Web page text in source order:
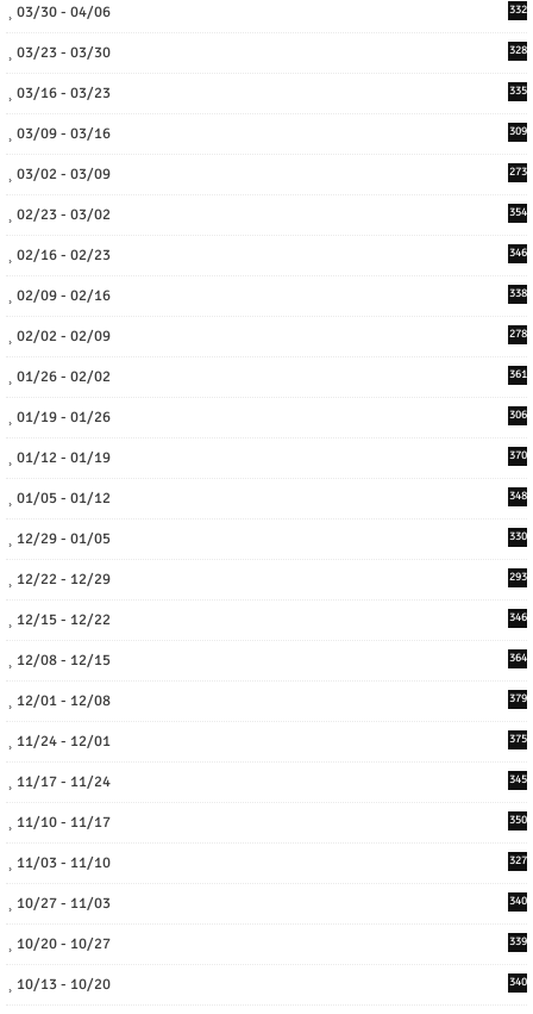
03/30 - 04/06 332
03/23 - 03/30 328
03/16 - 03/23 335
03/09 - 03/16 309
03/02 - 03/09 273
02/23 - 03/02 354
02/16 - 02/23 346
02/09 - 02/16 338
02/02 - 02/09 278
01/26 - 02/02 361
01/19 - 01/26 306
01/12 - 01/19 370
01/05 - 01/12 348
12/29 - 01/05 330
12/22 - 12/29 293
12/15 - 12/22 346
12/08 - 12/15 364
12/01 - 12/08 379
11/24 - 12/01 375
11/17 - 11/24 345
11/10 - 11/17 350
11/03 - 11/10 327
10/27 - 11/03 340
10/20 - 10/27 339
10/13 - 10/20 340